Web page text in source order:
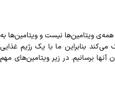
ویتامین‌ها نیست و ویتامین‌ها به
بنابراین ما با یک رژیم غذایی
آنها برسانیم. در زیر ویتامین‌های مهم